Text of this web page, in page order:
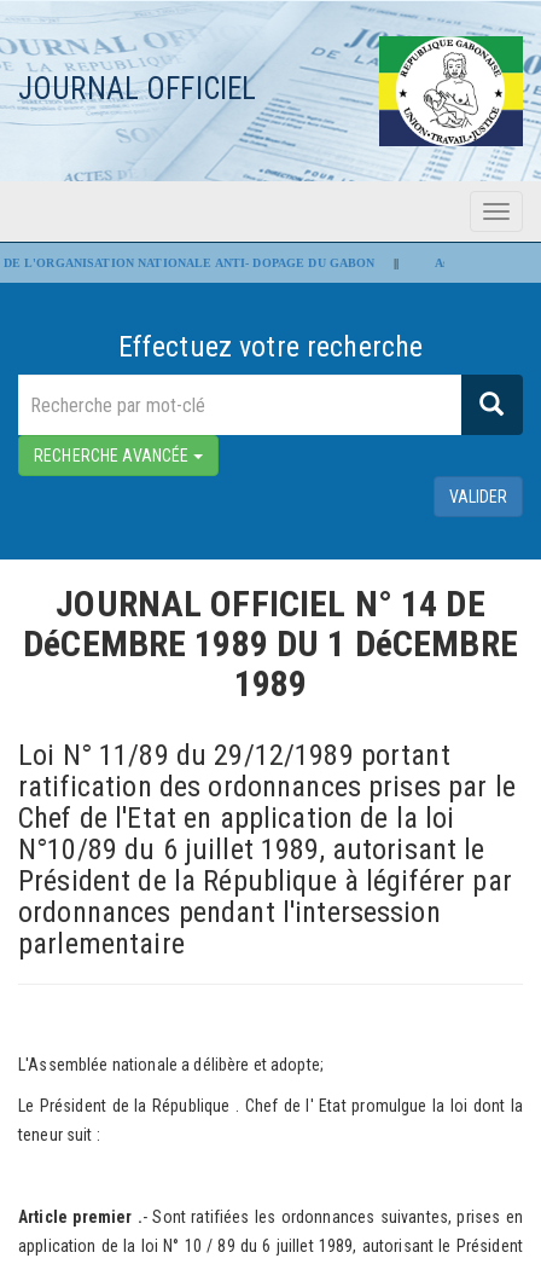
JOURNAL OFFICIEL
Menu
L'ORGANISATION NATIONALE ANTI- DOPAGE DU GABON|| Assemblée
Effectuez votre recherche
RECHERCHE AVANCÉE
VALIDER
JOURNAL OFFICIEL N° 14 DE
DéCEMBRE 1989 DU 1 DéCEMBRE
1989
Loi N° 11/89 du 29/12/1989 portant
ratification des ordonnances prises par le
Chef de l'Etat en application de la loi
N°10/89 du 6 juillet 1989, autorisant le
Président de la République à légiférer par
ordonnances pendant l'intersession
parlementaire
L'Assemblée nationale a délibère et adopte;
Le Président de la République . Chef de l' Etat promulgue la loi dont la
teneur suit :
Article premier .- Sont ratifiées les ordonnances suivantes, prises en
application de la loi N° 10 / 89 du 6 juillet 1989, autorisant le Président